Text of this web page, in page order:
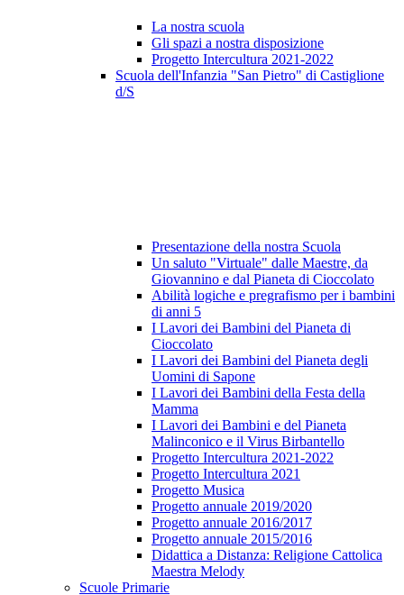
La nostra scuola
Gli spazi a nostra disposizione
Progetto Intercultura 2021-2022
Scuola dell'Infanzia "San Pietro" di Castiglione
d/S
Presentazione della nostra Scuola
Un saluto "Virtuale" dalle Maestre, da
Giovannino e dal Pianeta di Cioccolato
Abilità logiche e pregrafismo per i bambini
di anni 5
I Lavori dei Bambini del Pianeta di
Cioccolato
I Lavori dei Bambini del Pianeta degli
Uomini di Sapone
I Lavori dei Bambini della Festa della
Mamma
I Lavori dei Bambini e del Pianeta
Malinconico e il Virus Birbantello
Progetto Intercultura 2021-2022
Progetto Intercultura 2021
Progetto Musica
Progetto annuale 2019/2020
Progetto annuale 2016/2017
Progetto annuale 2015/2016
Didattica a Distanza: Religione Cattolica
Maestra Melody
Scuole Primarie